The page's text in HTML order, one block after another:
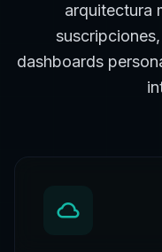
arquitectura
dashboards